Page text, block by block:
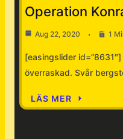
Operation
Aug 22, 2020 1
[easingslider
överraskad. Svår
LÄS MER